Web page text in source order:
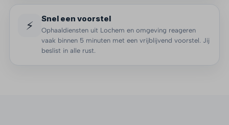
⚡ Snel een voorstel
Ophaaldiensten uit Lochem en omgeving reageren
vaak binnen 5 minuten met een vrijblijvend voorstel. Jij
beslist in alle rust.